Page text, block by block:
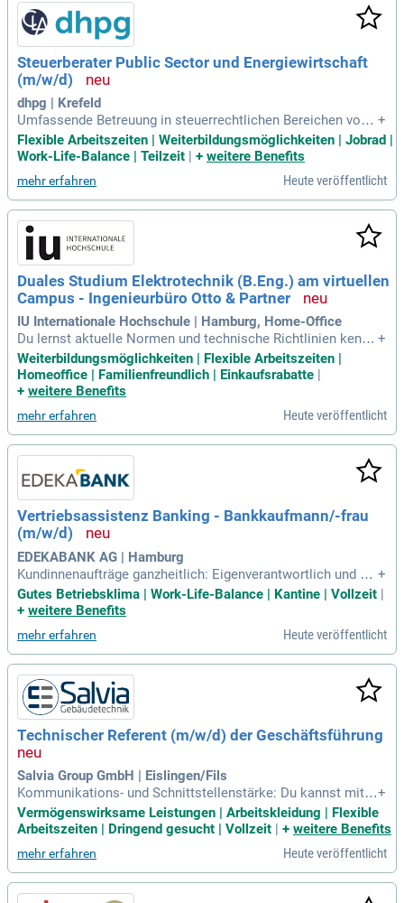
Steuerberater Public Sector und Energiewirtschaft
(m/w/d)
dhpg | Krefeld
Umfassende Betreuung in steuerrechtlichen Bereichen von
Unternehmen unterschiedlicher Rechtsformen und Branche
n, mit einem Schwerpunkt in den Bereichen Public Sector un
chführung und Nachbereitung
+
Flexible Arbeitszeiten | Weiterbildungsmöglichkeiten | Jobrad |
Work-Life-Balance | Teilzeit | + weitere Benefits
mehr erfahren Heute veröffentlicht
Duales Studium Elektrotechnik (B.Eng.) am virtuellen
Campus - Ingenieurbüro Otto & Partner
IU Internationale Hochschule | Hamburg, Home-Office
Du lernst aktuelle Normen und technische Richtlinien kenne
n und baust dein Wissen in der Elektro- und Gebäudetechnik
kontinuierlich aus.
+
Weiterbildungsmöglichkeiten | Flexible Arbeitszeiten |
Homeoffice | Familienfreundlich | Einkaufsrabatte
+ weitere Benefits
mehr erfahren Heute veröffentlicht
Vertriebsassistenz Banking - Bankkaufmann/-frau
(m/w/d)
EDEKABANK AG | Hamburg
Kundinnenaufträge ganzheitlich: Eigenverantwortlich und vol
lumfänglich kümmerst Du Dich um Aufträge unserer Firmen
kundinnen mit Schwerpunkten in Kontoführung, Kartengesch
alitativ hochwertige
+
Gutes Betriebsklima | Work-Life-Balance | Kantine | Vollzeit |
+ weitere Benefits
mehr erfahren Heute veröffentlicht
Technischer Referent (m/w/d) der Geschäftsführung
Salvia Group GmbH | Eislingen/Fils
Kommunikations- und Schnittstellenstärke: Du kannst mit u
nterschiedlichen Ansprechpartnern auf Augenhöhe kommun
izieren – von der Geschäftsführung über Projekt- und Bauleit
ungen bis hin zu kaufmännischen und technischen Fachbere
ichen.
+
Vermögenswirksame Leistungen | Arbeitskleidung | Flexible
Arbeitszeiten | Dringend gesucht | Vollzeit | + weitere Benefits
mehr erfahren Heute veröffentlicht